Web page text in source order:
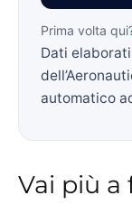
Prima volta
Dati
automatico
Vai più a